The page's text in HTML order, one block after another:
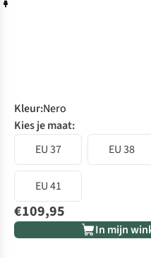
Kleur:Nero
Kies je maat:
EU 37
EU 38
EU 41
€109,95
In mijn